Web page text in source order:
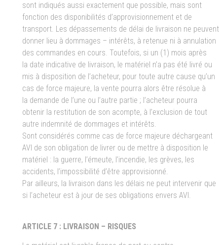
sont indiqués aussi exactement que possible, mais sont
fonction des disponibilités d’approvisionnement et de
transport. Les dépassements de délai de livraison ne peuvent
donner lieu à dommages – intérêts, à retenue ni à annulation
des commandes en cours. Toutefois, si un (1) mois après
la date indicative de livraison, le matériel n’a pas été livré ou
mis à disposition de l’acheteur, pour toute autre cause qu’un
cas de force majeure, la vente pourra alors être résolue à
la demande de l’une ou l’autre partie ; l’acheteur pourra
obtenir la restitution de son acompte, à l’exclusion de tout
autre indemnité de dommages et intérêts.
Sont considérés comme cas de force majeure déchargeant
AVI de son obligation de livrer ou de mettre à disposition le
matériel : la guerre, l’émeute, l’incendie, les grèves, les
accidents, l’impossibilité d’être approvisionné.
Par ailleurs, la livraison dans les délais ne peut intervenir que
si l’acheteur est à jour de ses obligations envers AVI.
ARTICLE 7 : LIVRAISON – RISQUES